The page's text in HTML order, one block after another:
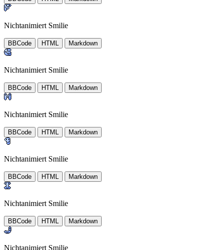
Nichtanimiert Smilie
BBCode HTML Markdown
Nichtanimiert Smilie
BBCode HTML Markdown
Nichtanimiert Smilie
BBCode HTML Markdown
Nichtanimiert Smilie
BBCode HTML Markdown
Nichtanimiert Smilie
BBCode HTML Markdown
Nichtanimiert Smilie